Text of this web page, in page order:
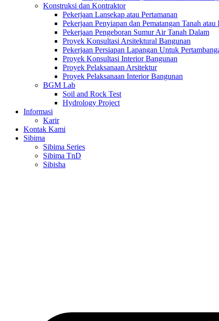
Konstruksi dan Kontraktor
Pekerjaan Lansekap atau Pertamanan
Pekerjaan Penyiapan dan Pematangan Tanah atau
Pekerjaan Pengeboran Sumur Air Tanah Dalam
Proyek Konsultasi Arsitektural Bangunan
Pekerjaan Persiapan Lapangan Untuk
Proyek Konsultasi Interior Bangunan
Proyek Pelaksanaan Arsitektur
Proyek Pelaksanaan Interior Bangunan
BGM Lab
Soil and Rock Test
Hydrology Project
Informasi
Karir
Kontak Kami
Sibima
Sibima Series
Sibima TnD
Sibisha